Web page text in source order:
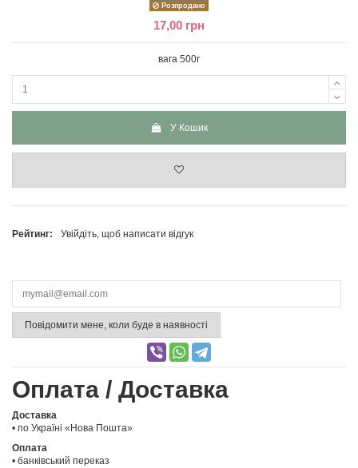
Розпродано
17,00 грн
вага 500г
У Кошик
Рейтинг: Увійдіть, щоб написати відгук
Повідомити мене, коли буде в наявності
Оплата / Доставка
Доставка
• по Україні «Нова Пошта»
Оплата
• банківський переказ